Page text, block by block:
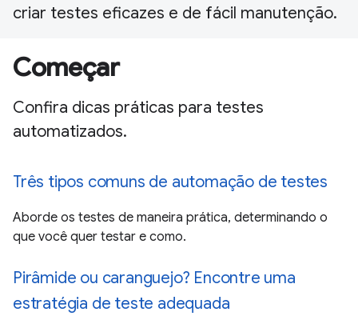
criar testes eficazes e de fácil manutenção.
Começar
Confira dicas práticas para testes
automatizados.
Três tipos comuns de automação de testes
Aborde os testes de maneira prática, determinando o
que você quer testar e como.
Pirâmide ou caranguejo? Encontre uma
estratégia de teste adequada